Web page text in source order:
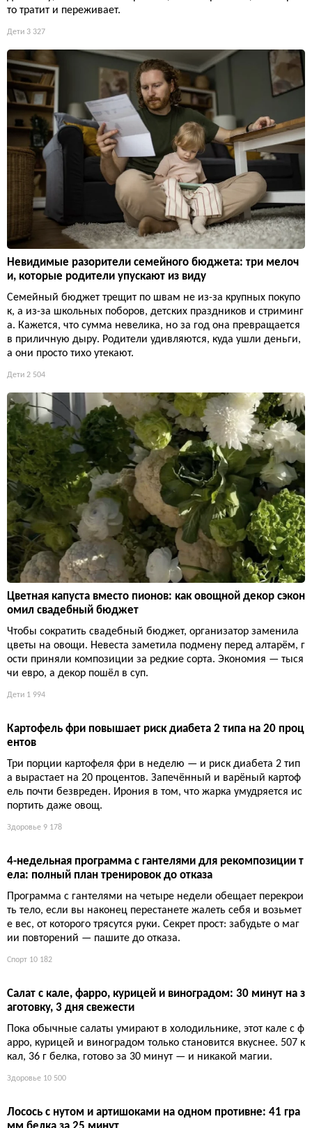
Финансовая ментальная нагрузка: невидимое бремя, кот
орое по-прежнему лежит на женщинах
Пока партнёр думает об инвестициях, женщина мысленно пе
ресчитывает бюджет на неделю. Финансовая нагрузка не ви
дна глазу, но именно она решает, кто в паре копит, а кто прос
то тратит и переживает.
Невидимые разорители семейного бюджета: три мелоч
и, которые родители упускают из виду
Семейный бюджет трещит по швам не из-за крупных покупо
к, а из-за школьных поборов, детских праздников и стриминг
а. Кажется, что сумма невелика, но за год она превращается
в приличную дыру. Родители удивляются, куда ушли деньги,
а они просто тихо утекают.
Дети 2 504
Цветная капуста вместо пионов: как овощной декор сэкон
омил свадебный бюджет
Чтобы сократить свадебный бюджет, организатор заменила
ости приняли композиции за редкие сорта. Экономия — тыся
чи евро, а декор пошёл в суп.
Дети